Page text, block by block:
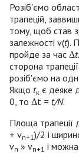
Розіб'ємо
трапецій,
тому, щоб став
залежності v(t).
пройде за час Δt
сторона
розіб'ємо на
Якщо tк є деяке
0, то Δt = t/N.
Площа трапеції
+ vn+1 )/2 і
vn » vn+1 і